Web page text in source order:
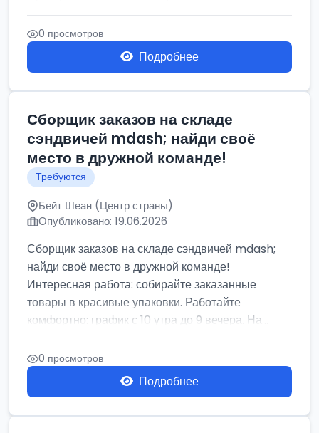
бумага,...
0 просмотров
Подробнее
Сборщик заказов на складе
сэндвичей mdash; найди своё
место в дружной команде!
Требуются
Бейт Шеан (Центр страны)
Опубликовано: 19.06.2026
Сборщик заказов на складе сэндвичей mdash;
найди своё место в дружной команде!
Интересная работа: собирайте заказанные
товары в красивые упаковки. Работайте
комфортно: график с 10 утра до 9 вечера. На...
0 просмотров
Подробнее